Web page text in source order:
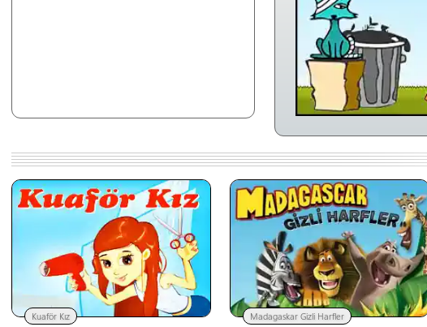
Kuaför Kız Madagaskar Gizli Harfler